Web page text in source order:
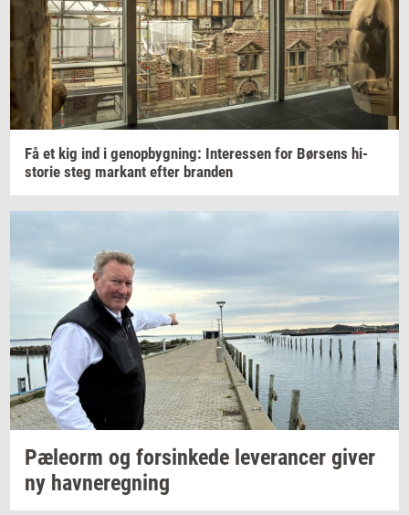
Få et kig ind i genop­byg­ning: In­ter­es­sen for Bør­sens hi­
sto­rie steg mar­kant efter bran­den
Pæle­orm og for­sin­ke­de le­ve­ran­cer giver
ny hav­ne­reg­ning